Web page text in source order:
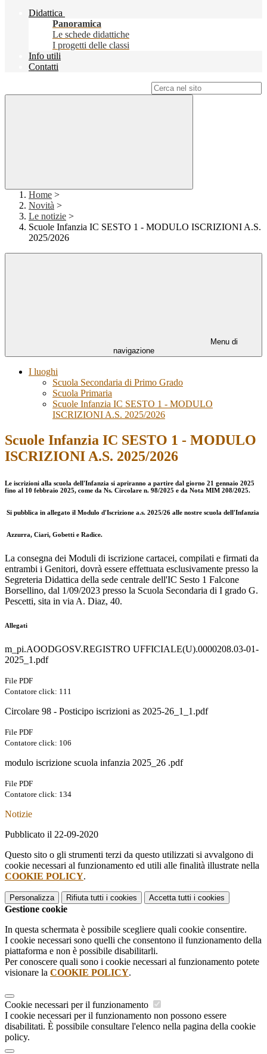
Didattica
Panoramica
Le schede didattiche
I progetti delle classi
Info utili
Contatti
Home >
Novità >
Le notizie >
Scuole Infanzia IC SESTO 1 - MODULO ISCRIZIONI A.S.
2025/2026
Menu di
navigazione
I luoghi
Scuola Secondaria di Primo Grado
Scuola Primaria
Scuole Infanzia IC SESTO 1 - MODULO
ISCRIZIONI A.S. 2025/2026
Scuole Infanzia IC SESTO 1 - MODULO
ISCRIZIONI A.S. 2025/2026
Le iscrizioni alla scuola dell'Infanzia si apriranno a partire dal giorno 21 gennaio 2025
fino al 10 febbraio 2025, come da Ns. Circolare n. 98/2025 e da Nota MIM 208/2025.
Si pubblica in allegato il Modulo d'Iscrizione a.s. 2025/26 alle nostre scuola dell'Infanzia
Azzurra, Ciari, Gobetti e Radice.
La consegna dei Moduli di iscrizione cartacei, compilati e firmati da
entrambi i Genitori, dovrà essere effettuata esclusivamente presso la
Segreteria Didattica della sede centrale dell'IC Sesto 1 Falcone
Borsellino, dal 1/09/2023 presso la Scuola Secondaria di I grado G.
Pescetti, sita in via A. Diaz, 40.
Allegati
m_pi.AOODGOSV.REGISTRO UFFICIALE(U).0000208.03-01-
2025_1.pdf
File PDF
Contatore click: 111
Circolare 98 - Posticipo iscrizioni as 2025-26_1_1.pdf
File PDF
Contatore click: 106
modulo iscrizione scuola infanzia 2025_26 .pdf
File PDF
Contatore click: 134
Notizie
Pubblicato il 22-09-2020
Questo sito o gli strumenti terzi da questo utilizzati si avvalgono di
cookie necessari al funzionamento ed utili alle finalità illustrate nella
COOKIE POLICY.
Personalizza Rifiuta tutti i cookies Accetta tutti i cookies
Gestione cookie
In questa schermata è possibile scegliere quali cookie consentire.
I cookie necessari sono quelli che consentono il funzionamento della
piattaforma e non è possibile disabilitarli.
Per conoscere quali sono i cookie necessari al funzionamento potete
visionare la COOKIE POLICY.
Cookie necessari per il funzionamento
I cookie necessari per il funzionamento non possono essere
disabilitati. È possibile consultare l'elenco nella pagina della cookie
policy.